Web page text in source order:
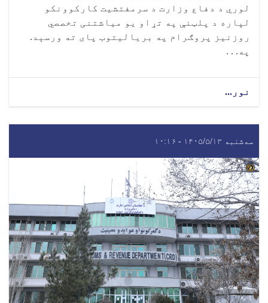
لوري د دفاع وزارت د سرمفتشیت کارکوونکو
لپاره د پلټنې په تړاو یو میاشتنی تخصصي
روزنیز پروګرام په بریالیتوب پای ته ورسېد.
په. . .
نور...
سه‌شنبه ۱۴۰۵/۵/۱۳ - ۱۰:۱۶